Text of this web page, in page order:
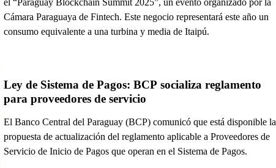
Cámara Paraguaya de Fintech. Este negocio representará este año un
consumo equivalente a una turbina y media de Itaipú.
Ley de Sistema de Pagos: BCP socializa reglamento
para proveedores de servicio
El Banco Central del Paraguay (BCP) comunicó que está disponible la
propuesta de actualización del reglamento aplicable a Proveedores de
Servicio de Inicio de Pagos que operan en el Sistema de Pagos.